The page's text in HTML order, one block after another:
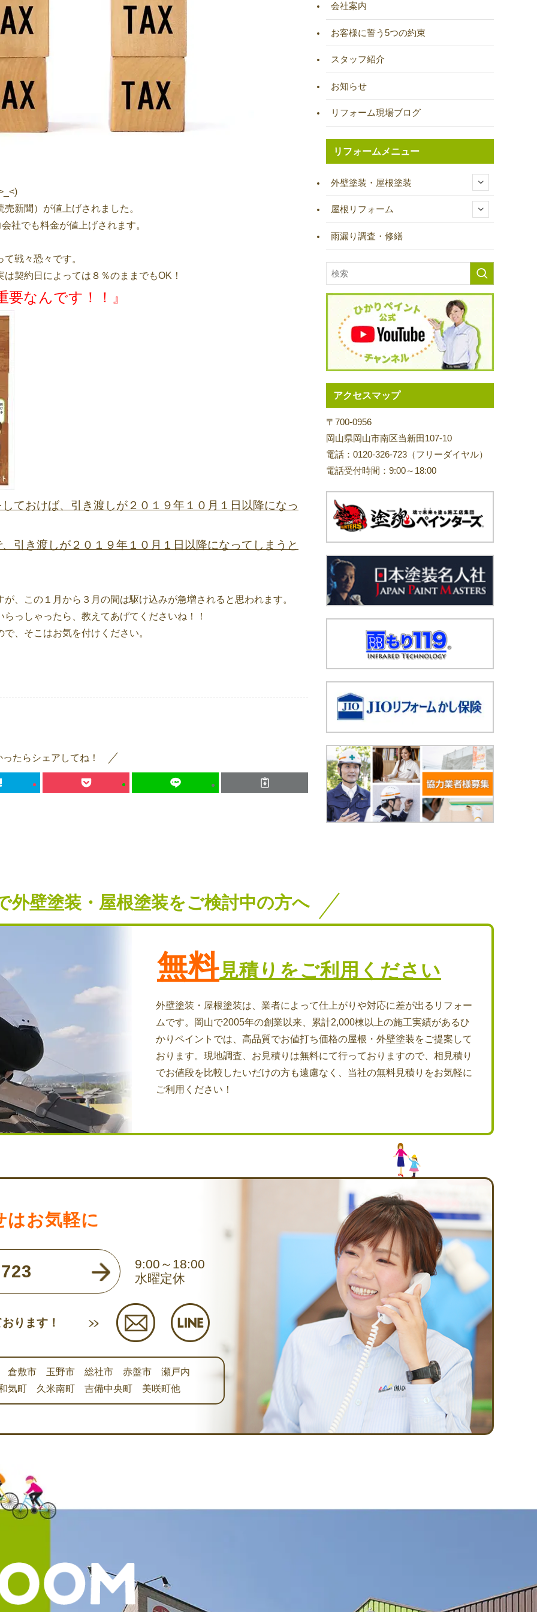
新聞）が値上げされました。
社でも料金が値上げされます。
戦々恐々です。
契約日によっては８％のままでもOK！
なんです！！』
ておけば、引き渡しが２０１９年１０月１日以降になっ
引き渡しが２０１９年１０月１日以降になってしまうと
、この１月から３月の間は駆け込みが急増されると思われます。
っしゃったら、教えてあげてくださいね！！
、そこはお気を付けください。
ったらシェアしてね！
会社案内
お客様に誓う5つの約束
スタッフ紹介
お知らせ
リフォーム現場ブログ
リフォームメニュー
外壁塗装・屋根塗装
屋根リフォーム
雨漏り調査・修繕
アクセスマップ
〒700-0956
岡山県岡山市南区当新田107-10
電話：0120-326-723（フリーダイヤル）
電話受付時間：9:00～18:00
外壁塗装・屋根塗装をご検討中の方へ
無料見積りをご利用ください
外壁塗装・屋根塗装は、業者によって仕上がりや対応に差が出るリフォー
ムです。岡山で2005年の創業以来、累計2,000棟以上の施工実績があるひ
かりペイントでは、高品質でお値打ち価格の屋根・外壁塗装をご提案して
おります。現地調査、お見積りは無料にて行っておりますので、相見積り
でお値段を比較したいだけの方も遠慮なく、当社の無料見積りをお気軽に
ご利用ください！
はお気軽に
9:00～18:00
水曜定休
ります！
倉敷市 玉野市 総社市 赤盤市 瀬戸内
気町 久米南町 吉備中央町 美咲町他